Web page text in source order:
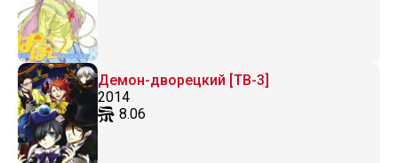
Демон-дворецкий [ТВ-3]
2014
8.06